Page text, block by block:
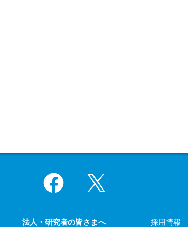
Facebook
法人・研究者の皆さまへ 採用情報